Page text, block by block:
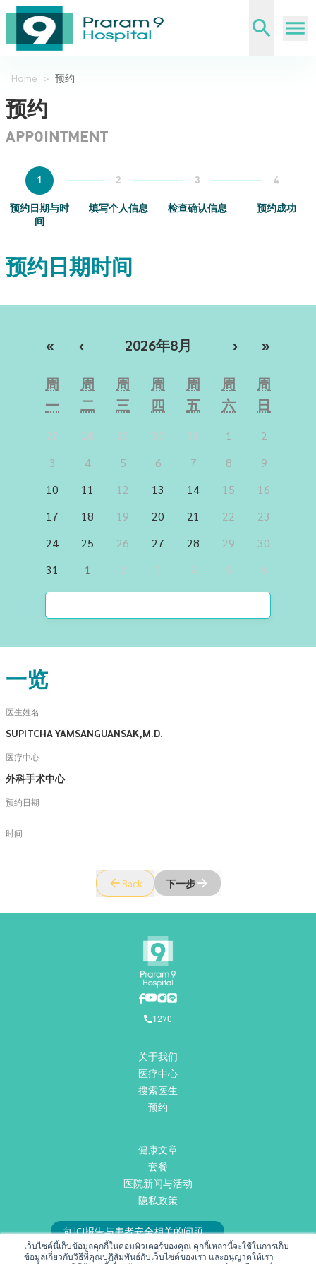
เว็บไซต์นี้เก็บข้อมูลคุกกี้ในคอมพิวเตอร์ของคุณ คุกกี้เหล่านี้จะใช้ในการเก็บ
ข้อมูลเกี่ยวกับวิธีที่คุณปฏิสัมพันธ์กับเว็บไซต์ของเรา และอนุญาตให้เรา
Home > 预约
预约
APPOINTMENT
1 2 3 4
预约日期与时
间
填写个人信息 检查确认信息 预约成功
预约日期时间
« ‹ 2026年8月 › »
周
一
周
二
周
三
周
四
周
五
周
六
周
日
27 28 29 30 31 1
2
3
4 5 6 7 8
9
10
11 12 13 14 15
16
17
18 19 20 21 22
23
24
25 26 27 28 29
30
31
1 2 3 4 5 6
一览
医生姓名
SUPITCHA YAMSANGUANSAK,M.D.
医疗中心
外科手术中心
预约日期
时间
Back 下一步
1270
关于我们
医疗中心
搜索医生
预约
健康文章
套餐
医院新闻与活动
隐私政策
向JCI报告与患者安全相关的问题。
或发送邮件至RMD@praram9.com与我们联系。